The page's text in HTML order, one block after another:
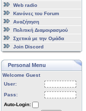
Web radio
Κανόνες του Forum
Αναζήτηση
Πολιτική Διαμοιρασμού
Σχετικά με την Ομάδα
Join Discord
Personal Menu
Welcome Guest
User:
Pass:
Auto-Login: